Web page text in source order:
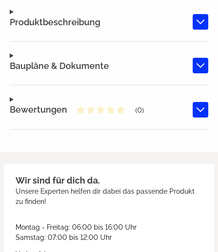
Produktbeschreibung
Baupläne & Dokumente
Bewertungen
(0)
Wir sind für dich da.
Unsere Experten helfen dir dabei das passende Produkt
zu finden!
Montag - Freitag: 06:00 bis 16:00 Uhr
Samstag: 07:00 bis 12:00 Uhr